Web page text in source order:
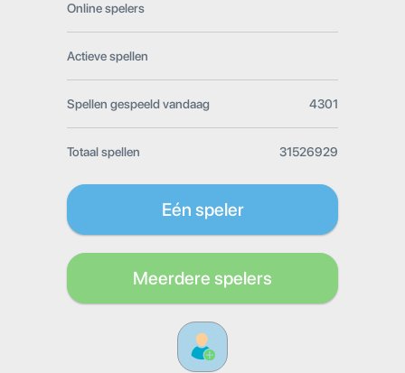
Online spelers
Actieve spellen
Spellen gespeeld vandaag 4301
Totaal spellen 31526929
Eén speler
Meerdere spelers